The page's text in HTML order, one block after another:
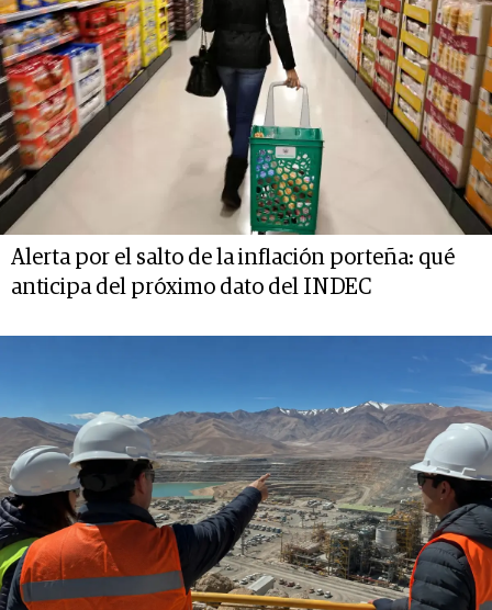
Alerta por el salto de la inflación porteña: qué
anticipa del próximo dato del INDEC